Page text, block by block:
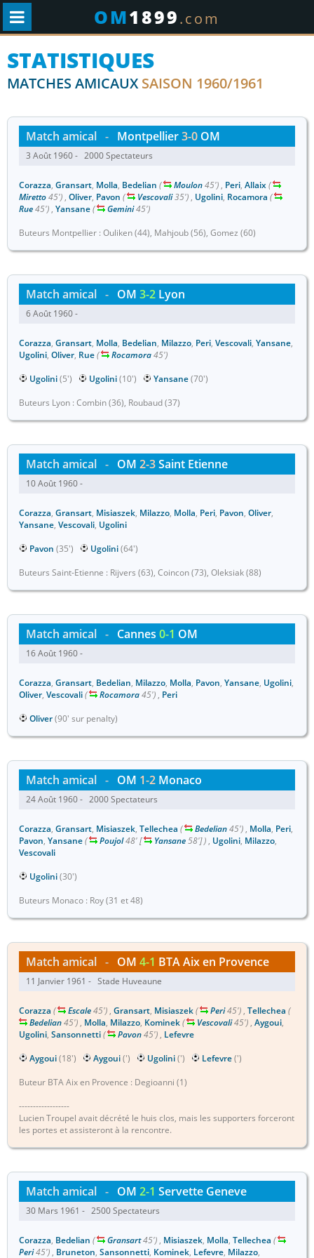
OM1899.com
STATISTIQUES
MATCHES AMICAUXSAISON 1960/1961
Match amical - Montpellier3-0 OM
3 Août 1960 - 2000 Spectateurs
Corazza, Gransart, Molla, Bedelian ( Moulon45') , Peri, Allaix(
Miretto45') , Oliver, Pavon ( Vescovali35') , Ugolini, Rocamora (
Rue45') , Yansane( Gemini45')
Buteurs Montpellier : Ouliken (44), Mahjoub (56), Gomez (60)
Match amical - OM 3-2 Lyon
6 Août 1960 -
Corazza, Gransart, Molla, Bedelian, Milazzo, Peri, Vescovali, Yansane,
Ugolini, Oliver, Rue( Rocamora45')
Ugolini(5') Ugolini(10') Yansane(70')
Buteurs Lyon : Combin (36), Roubaud (37)
Match amical - OM 2-3Saint Etienne
10 Août 1960 -
Corazza, Gransart, Misiaszek, Milazzo, Molla, Peri, Pavon, Oliver,
Yansane, Vescovali, Ugolini
Pavon (35') Ugolini(64')
Buteurs Saint-Etienne : Rijvers (63), Coincon (73), Oleksiak (88)
Match amical - Cannes 0-1 OM
16 Août 1960 -
Corazza, Gransart, Bedelian, Milazzo, Molla, Pavon, Yansane, Ugolini,
Oliver, Vescovali( Rocamora45') , Peri
Oliver(90' sur penalty)
Match amical - OM 1-2 Monaco
24 Août 1960 - 2000 Spectateurs
Corazza, Gransart, Misiaszek, Tellechea ( Bedelian45') , Molla, Peri,
Pavon, Yansane( Poujol48'[ Yansane58']) , Ugolini, Milazzo,
Vescovali
Ugolini(30')
Buteurs Monaco : Roy (31 et 48)
Match amical - OM 4-1 BTA Aix en Provence
11 Janvier 1961 - Stade Huveaune
Corazza ( Escale45') , Gransart, Misiaszek( Peri45') , Tellechea (
Bedelian45') , Molla, Milazzo, Kominek( Vescovali45') , Aygoui,
Ugolini, Sansonnetti( Pavon45') , Lefevre
Aygoui(18') Aygoui(') Ugolini(') Lefevre(')
Buteur BTA Aix en Provence : Degioanni (1)
------------------
Lucien Troupel avait décrété le huis clos, mais les supporters forceront
les portes et assisteront à la rencontre.
Match amical - OM 2-1 Servette Geneve
30 Mars 1961 - 2500 Spectateurs
Corazza, Bedelian ( Gransart45') , Misiaszek, Molla, Tellechea (
Peri45') , Bruneton, Sansonnetti, Kominek, Lefevre, Milazzo,